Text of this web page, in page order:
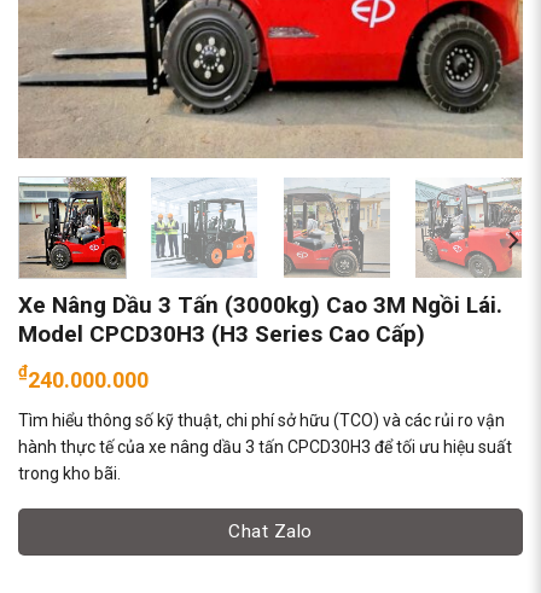
Xe Nâng Dầu 3 Tấn (3000kg) Cao 3M Ngồi Lái.
Model CPCD30H3 (H3 Series Cao Cấp)
₫240.000.000
Tìm hiểu thông số kỹ thuật, chi phí sở hữu (TCO) và các rủi ro vận
hành thực tế của xe nâng dầu 3 tấn CPCD30H3 để tối ưu hiệu suất
trong kho bãi.
Chat Zalo